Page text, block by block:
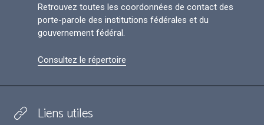
Retrouvez toutes les coordonnées de contact des
porte-parole des institutions fédérales et du
gouvernement fédéral.
Consultez le répertoire
Liens utiles